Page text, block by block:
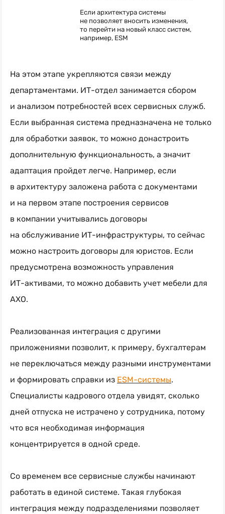
Если архитектура системы
не позволяет вносить изменения,
то перейти на новый класс систем,
например, ESM
На этом этапе укрепляются связи между
департаментами. ИТ-отдел занимается сбором
и анализом потребностей всех сервисных служб.
Если выбранная система предназначена не только
для обработки заявок, то можно донастроить
дополнительную функциональность, а значит
адаптация пройдет легче. Например, если
в архитектуру заложена работа с документами
и на первом этапе построения сервисов
в компании учитывались договоры
на обслуживание ИТ-инфраструктуры, то сейчас
можно настроить договоры для юристов. Если
предусмотрена возможность управления
ИТ-активами, то можно добавить учет мебели для
АХО.
Реализованная интеграция с другими
приложениями позволит, к примеру, бухгалтерам
не переключаться между разными инструментами
и формировать справки из ESM-системы.
Специалисты кадрового отдела увидят, сколько
дней отпуска не истрачено у сотрудника, потому
что вся необходимая информация
концентрируется в одной среде.
Со временем все сервисные службы начинают
работать в единой системе. Такая глубокая
интеграция между подразделениями позволяет